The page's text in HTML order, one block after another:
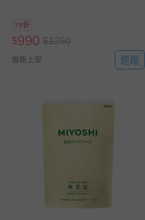
79折
$990 $1250
最新上架 追蹤